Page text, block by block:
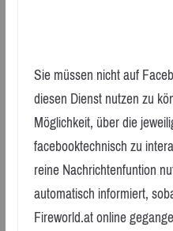
Sie müssen nicht auf
diesen Dienst nutzen zu
Möglichkeit, über die
facebooktechnisch zu
reine Nachrichtenfuntion
automatisch informiert,
Fireworld.at online